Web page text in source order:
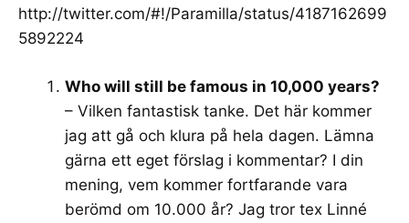
http://twitter.com/#!/Paramilla/status/4187162699
5892224
Who will still be famous in 10,000 years?
– Vilken fantastisk tanke. Det här kommer
jag att gå och klura på hela dagen. Lämna
gärna ett eget förslag i kommentar? I din
mening, vem kommer fortfarande vara
berömd om 10.000 år? Jag tror tex Linné